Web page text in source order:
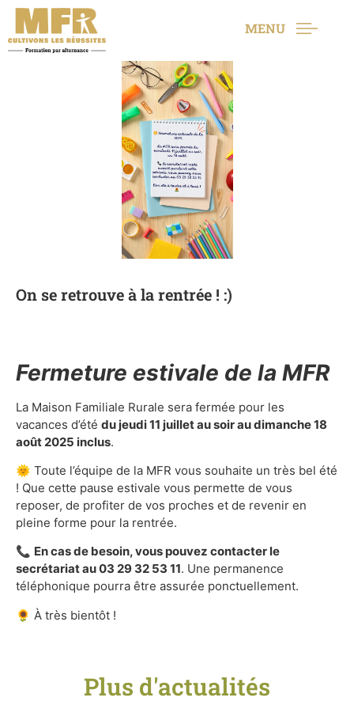
MENU
On se retrouve à la rentrée ! :)
Fermeture estivale de la MFR
La Maison Familiale Rurale sera fermée pour les
vacances d’été du jeudi 11 juillet au soir au dimanche 18
août 2025 inclus.
🌞 Toute l’équipe de la MFR vous souhaite un très bel été
! Que cette pause estivale vous permette de vous
reposer, de profiter de vos proches et de revenir en
pleine forme pour la rentrée.
📞 En cas de besoin, vous pouvez contacter le
secrétariat au 03 29 32 53 11. Une permanence
téléphonique pourra être assurée ponctuellement.
🌻 À très bientôt !
Plus d'actualités